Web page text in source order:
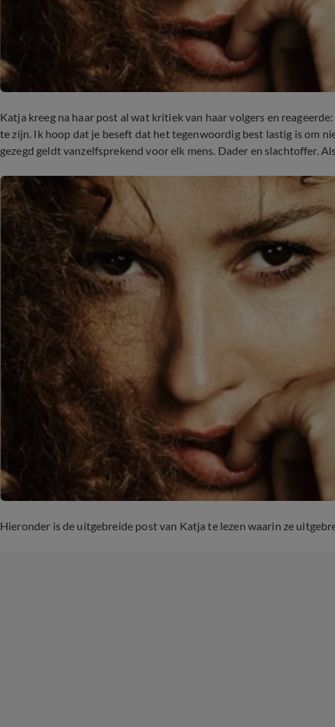
Katja kreeg na haar post al wat kritiek van haar volgers en
te zijn. Ik hoop dat je beseft dat het tegenwoordig best lastig is om
gezegd geldt vanzelfsprekend voor elk mens. Dader en slachtoffer.
Hieronder is de uitgebreide post van Katja te lezen waarin ze